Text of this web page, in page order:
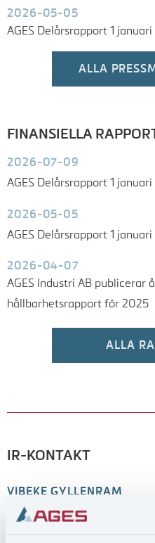
2026-05-05
AGES Delårsrapport 1
ALLA
FINANSIELLA
2026-07-09
AGES Delårsrapport 1
2026-05-05
AGES Delårsrapport 1
2026-04-07
AGES Industri AB publicerar
hållbarhetsrapport för 2025
ALLA
IR-KONTAKT
VIBEKE GYLLENRAM
CEO